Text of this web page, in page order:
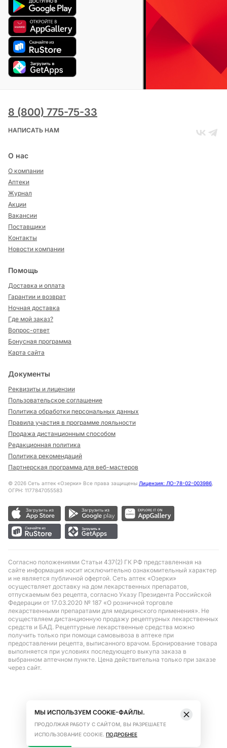
8 (800) 775-75-33
НАПИСАТЬ НАМ
О нас
О компании
Аптеки
Журнал
Акции
Вакансии
Поставщики
Контакты
Новости компании
Помощь
Доставка и оплата
Гарантии и возврат
Ночная доставка
Где мой заказ?
Вопрос-ответ
Бонусная программа
Карта сайта
Документы
Реквизиты и лицензии
Пользовательское соглашение
Политика обработки персональных данных
Правила участия в программе лояльности
Продажа дистанционным способом
Редакционная политика
Политика рекомендаций
Партнерская программа для веб-мастеров
© 2026 Сеть аптек «Озерки» Все права защищены Лицензия: ЛО-78-02-003986,
ОГРН: 1177847055583
Согласно положениями Статьи 437(2) ГК РФ представленная на
сайте информация носит исключительно ознакомительный характер
и не является публичной офертой. Сеть аптек «Озерки»
осуществляет доставку на дом лекарственных препаратов,
отпускаемым без рецепта, согласно Указу Президента Российской
Федерации от 17.03.2020 № 187 «О розничной торговле
лекарственными препаратами для медицинского применения». Не
осуществляем дистанционную продажу рецептурных лекарственных
средств и БАД. Рецептурные лекарственные средства можно
получить только при помощи самовывоза в аптеке при
предоставлении рецепта, выписанного врачом. Бронирование товара
выполняется при условиях последующего выкупа заказа в
выбранном аптечном пункте. Цена действительна только при заказе
через сайт.
МЫ ИСПОЛЬЗУЕМ COOKIE-ФАЙЛЫ.
ПРОДОЛЖАЯ РАБОТУ С САЙТОМ, ВЫ РАЗРЕШАЕТЕ
ИСПОЛЬЗОВАНИЕ COOKIE. ПОДРОБНЕЕ